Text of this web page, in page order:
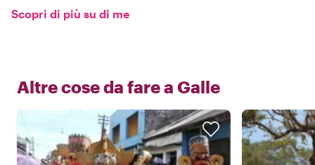
Scopri di più su di me
Altre cose da fare a Galle